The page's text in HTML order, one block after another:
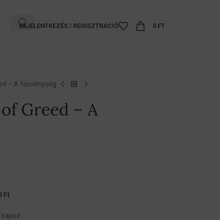
BEJELENTKEZÉS / REGISZTRÁCIÓ 0 FT
– A fösvénység
Greed – A
Ft